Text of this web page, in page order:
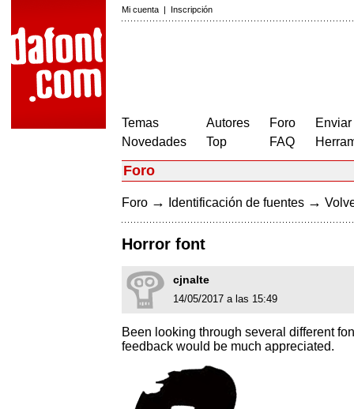
Mi cuenta | Inscripción
Temas
Novedades
Autores
Top
Foro
FAQ
Foro
Foro → Identificación de fuentes →
Horror font
cjnalte
14/05/2017 a las 15:49
Been looking through several different
feedback would be much appreciated.